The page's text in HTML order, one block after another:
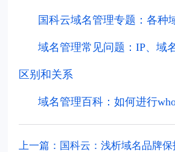
国科云域名管理专题：各种
域名管理常见问题：IP、域
区别和关系
域名管理百科：如何进行
上一篇：国科云：浅析域名品牌